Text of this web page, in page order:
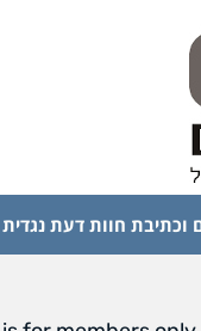
וכתיבת חוות דעת נגדית